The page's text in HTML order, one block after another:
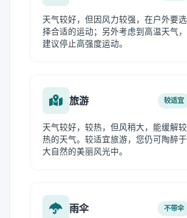
天气较好，但因风力较强，在户外要选
择合适的运动；另外考虑到高温天气，
建议停止高强度运动。
旅游 较适宜
天气较好，较热，但风稍大，能缓解较
热的天气。较适宜旅游，您仍可陶醉于
大自然的美丽风光中。
雨伞 不带伞